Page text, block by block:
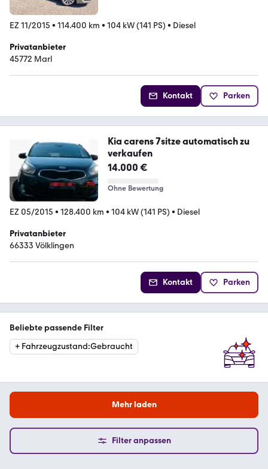
EZ 11/2015 • 114.400 km • 104 kW (141 PS) • Diesel
Privatanbieter
45772 Marl
Kontakt Parken
Kia carens 7sitze automatisch zu
verkaufen
14.000 €
Ohne Bewertung
EZ 05/2015 • 128.400 km • 104 kW (141 PS) • Diesel
Privatanbieter
66333 Völklingen
Kontakt Parken
Beliebte passende Filter
+ Fahrzeugzustand:Gebraucht
Mehr laden
Filter anpassen